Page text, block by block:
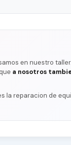
en nuestro
a nosotros
la reparacion de